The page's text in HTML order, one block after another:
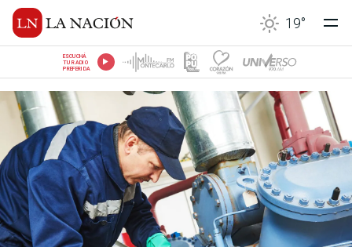
19°
ESCUCHÁ
TU RADIO
PREFERIDA